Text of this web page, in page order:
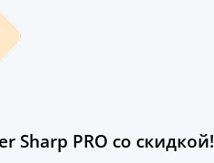
Sharp PRO со скидкой!